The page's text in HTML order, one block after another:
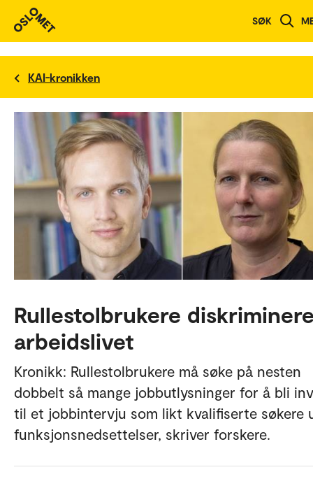
SØK
KAI-kronikken
Rullestolbrukere
arbeidslivet
Kronikk: Rullestolbrukere må søke på nesten
dobbelt så mange jobbutlysninger for å bli
til et jobbintervju som likt kvalifiserte søkere
funksjonsnedsettelser, skriver forskere.